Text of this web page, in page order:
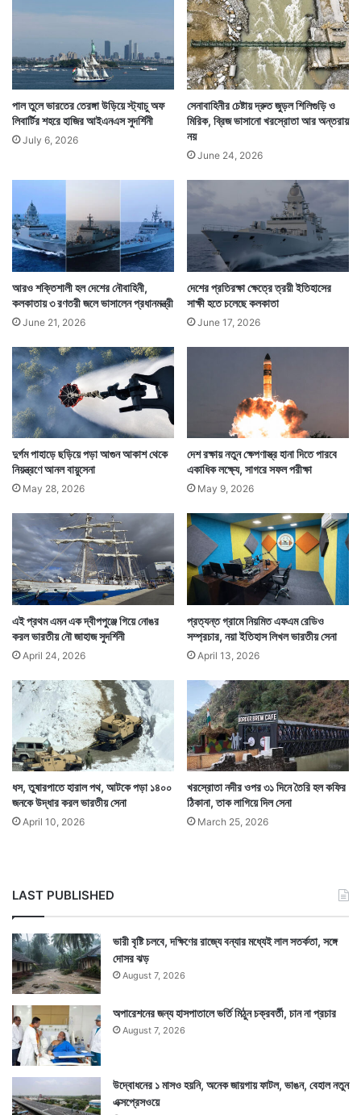
রেল থেকে ক্ষেপণাস্ত্র উৎক্ষেপণের এই সাফল্য কিন্তু অনেকের
নজর কেড়েছিল। এটি একটি অভিনব প্রয়াসও ছিল। যা সফলও
হয়। অগ্নি সিরিজের ক্ষেপণাস্ত্রগুলির এক একটির এক এক রকম
পাল্লা। অগ্নি-১ থেকে ৪ পর্যন্ত যে ক্ষেপণাস্ত্রগুলি রয়েছে
সেগুলির পাল্লা ৭০০ কিলোমিটার থেকে ৩ হাজার ৫০০ কিলোমিটার
পর্যন্ত রয়েছে। যা অস্ত্রাগারে যুক্তও হয়েছে। — সংবাদ সংস্থার
সাহায্য নিয়ে লেখা
Tags Indian Army
,
২
০
২
৬
পাল তুলে ভারতের তেরঙ্গা উড়িয়ে স্ট্যাচু অফ
লিবার্টির শহরে হাজির আইএনএস সুদর্শিনী
July 6, 2026
সেনাবাহিনীর চেষ্টায় দ্রুত জুড়ল শিলিগুড়ি ও
মিরিক, ব্রিজ ভাসানো খরস্রোতা আর অন্তরায়
নয়
June 24, 2026
আরও শক্তিশালী হল দেশের নৌবাহিনী,
কলকাতায় ৩ রণতরী জলে ভাসালেন প্রধানমন্ত্রী
June 21, 2026
দেশের প্রতিরক্ষা ক্ষেত্রে ত্রয়ী ইতিহাসের
সাক্ষী হতে চলেছে কলকাতা
June 17, 2026
দুর্গম পাহাড়ে ছড়িয়ে পড়া আগুন আকাশ থেকে
নিয়ন্ত্রণে আনল বায়ুসেনা
May 28, 2026
দেশ রক্ষায় নতুন ক্ষেপণাস্ত্র হানা দিতে পারবে
একাধিক লক্ষ্যে, সাগরে সফল পরীক্ষা
May 9, 2026
এই প্রথম এমন এক দ্বীপপুঞ্জে গিয়ে নোঙর
করল ভারতীয় নৌ জাহাজ সুদর্শিনী
April 24, 2026
প্রত্যন্ত গ্রামে নিয়মিত এফএম রেডিও
সম্প্রচার, নয়া ইতিহাস লিখল ভারতীয় সেনা
April 13, 2026
ধস, তুষারপাতে হারাল পথ, আটকে পড়া ১৪০০
জনকে উদ্ধার করল ভারতীয় সেনা
April 10, 2026
খরস্রোতা নদীর ওপর ৩১ দিনে তৈরি হল কফির
ঠিকানা, তাক লাগিয়ে দিল সেনা
March 25, 2026
LAST PUBLISHED
ভারী বৃষ্টি চলবে, দক্ষিণের রাজ্যে বন্যার মধ্যেই লাল সতর্কতা, সঙ্গে
দোসর ঝড়
August 7, 2026
অপারেশনের জন্য হাসপাতালে ভর্তি মিঠুন চক্রবর্তী, চান না প্রচার
August 7, 2026
উদ্বোধনের ১ মাসও হয়নি, অনেক জায়গায় ফাটল, ভাঙন, বেহাল নতুন
এক্সপ্রেসওয়ে